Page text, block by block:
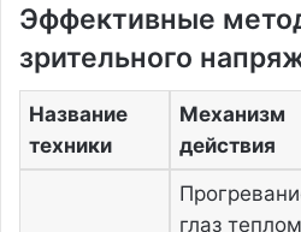
Эффективные
зрительного
Название
техники
Механизм
действия
глаз теплом